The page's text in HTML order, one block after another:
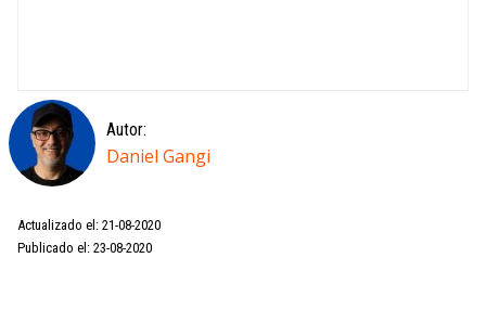
Autor:
Daniel Gangi
Actualizado el: 21-08-2020
Publicado el: 23-08-2020